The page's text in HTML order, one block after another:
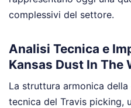
complessivi del settore.
Analisi Tecnica e
Kansas Dust In The
La struttura armonica
tecnica del Travis picking,